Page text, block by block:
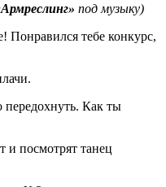
под музыку)
Понравился тебе конкурс,
Как ты
и посмотрят танец